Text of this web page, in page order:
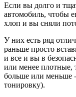
Если вы долго и
автомобиль, чтобы
хлоп и вы сняли
У них есть ряд
раньше просто
и все и вы в
или менее плотные,
больше или меньше -
тонировку).